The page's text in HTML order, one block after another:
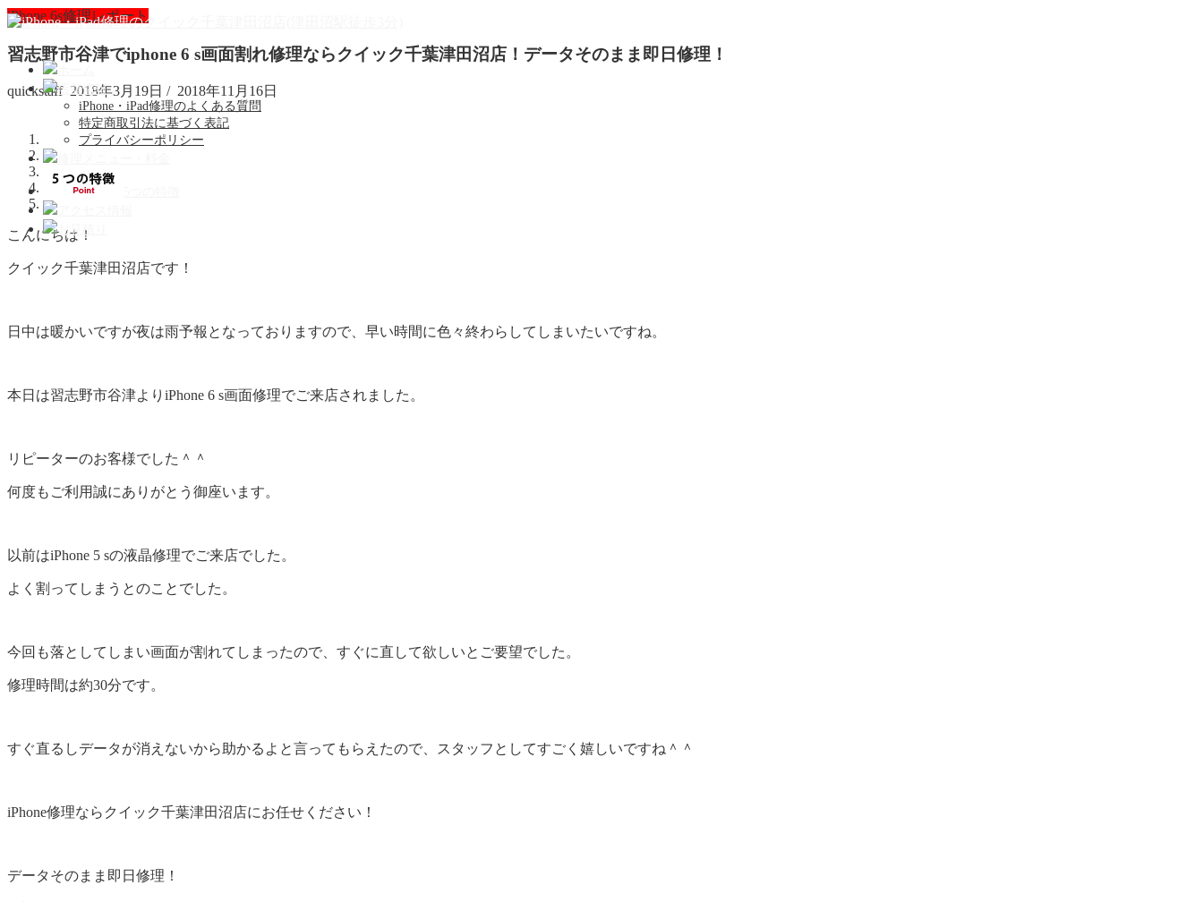
店舗情報
iPhone・iPad修理のよくある質問
特定商取引法に基づく表記
プライバシーポリシー
お見積り
iPhone 6s修理レポート
習志野市谷津でiphone 6 s画面割れ修理ならクイック千葉津田沼店！データそのまま即日修理！
quickstaff 2018年3月19日 / 2018年11月16日
こんにちは！
クイック千葉津田沼店です！
日中は暖かいですが夜は雨予報となっておりますので、早い時間に色々終わらしてしまいたいですね。
本日は習志野市谷津よりiPhone 6 s画面修理でご来店されました。
リピーターのお客様でした＾＾
何度もご利用誠にありがとう御座います。
以前はiPhone 5 sの液晶修理でご来店でした。
よく割ってしまうとのことでした。
今回も落としてしまい画面が割れてしまったので、すぐに直して欲しいとご要望でした。
修理時間は約30分です。
すぐ直るしデータが消えないから助かるよと言ってもらえたので、スタッフとしてすごく嬉しいですね＾＾
iPhone修理ならクイック千葉津田沼店にお任せください！
データそのまま即日修理！